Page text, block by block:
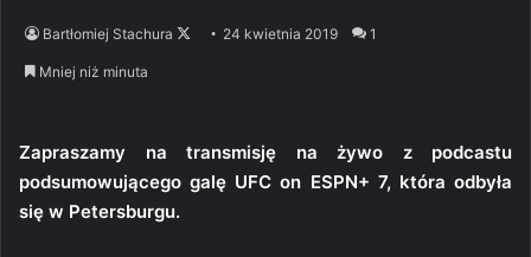
Bartłomiej Stachura
Follow24 kwietnia 2019 1
Mniej niż minuta
Zapraszamy na transmisję na żywo z podcastu
podsumowującego galę UFC on ESPN+ 7, która odbyła
się w Petersburgu.